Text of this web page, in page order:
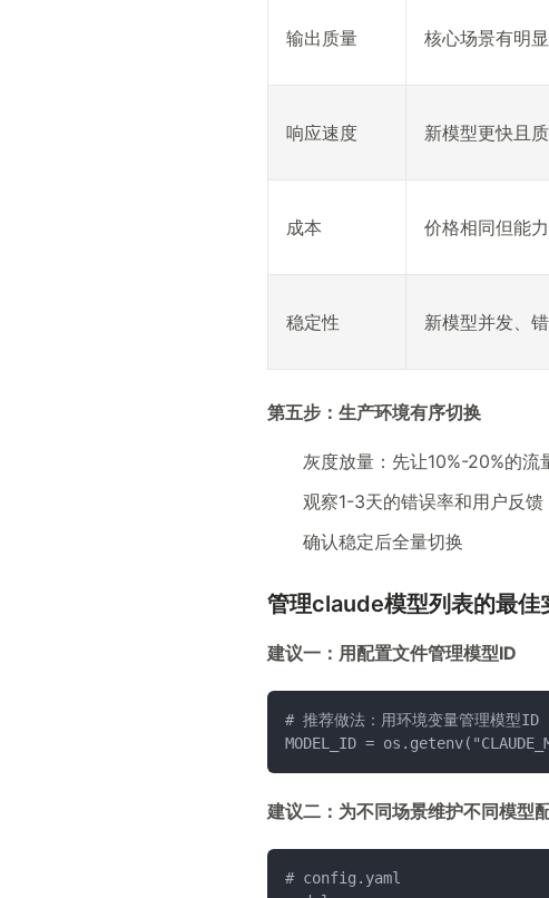
输出质量 核心场景有明
响应速度 新模型更快且
成本 价格相同但能
稳定性 新模型并发、
第五步：生产环境有序切换
灰度放量：先让10%-20%的流
观察1-3天的错误率和用户反馈
确认稳定后全量切换
管理claude模型列表的最佳
建议一：用配置文件管理模型ID
# 推荐做法：用环境变量管理模型ID
MODEL_ID =
建议二：为不同场景维护不同模型
# config.yaml